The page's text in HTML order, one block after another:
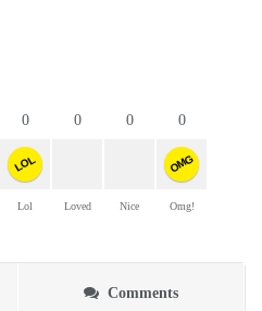
0
LOL
Lol
0
Loved
0
Nice
0
OMG
Omg!
Comments